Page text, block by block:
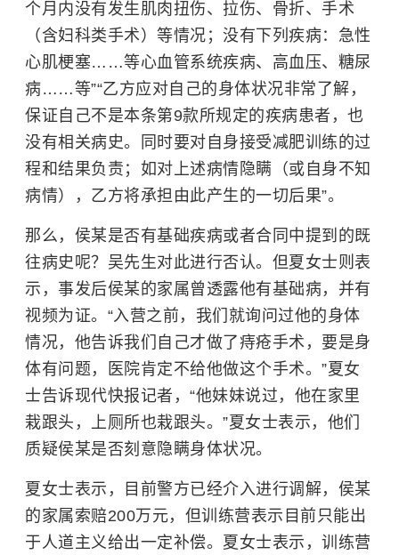
个月内没有发生肌肉扭伤、拉伤、骨折、手术
（含妇科类手术）等情况；没有下列疾病：急性
心肌梗塞……等心血管系统疾病、 高血压、 糖尿
病……等”“乙方应对自己的身体状况非常了解，
保证自己不是本条第9款所规定的疾病患者，也
没有相关病史。同时要对自身接受减肥训练的过
程和结果负责；如对上述病情隐瞒（或自身不知
病情），乙方将承担由此产生的一切后果”。
那么，侯某是否有基础疾病或者合同中提到的既
往病史呢？吴先生对此进行否认。但夏女士则表
示，事发后侯某的家属曾透露他有基础病，并有
视频为证。“入营之前，我们就询问过他的身体
情况，他告诉我们自己才做了痔疮手术，要是身
体有问题，医院肯定不给他做这个手术。”夏女
士告诉现代快报记者，“他妹妹说过，他在家里
栽跟头，上厕所也栽跟头。”夏女士表示，他们
质疑侯某是否刻意隐瞒身体状况。
夏女士表示，目前警方已经介入进行调解，侯某
的家属索赔200万元，但训练营表示目前只能出
于人道主义给出一定补偿。夏女士表示，训练营